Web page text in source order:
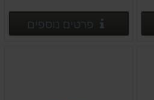
פרטים נוספיםפרטים נוספים